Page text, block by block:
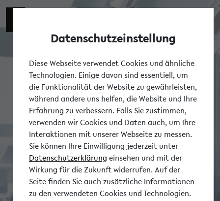
Datenschutzeinstellung
Diese Webseite verwendet Cookies und ähnliche
Technologien. Einige davon sind essentiell, um
die Funktionalität der Website zu gewährleisten,
während andere uns helfen, die Website und Ihre
Erfahrung zu verbessern. Falls Sie zustimmen,
verwenden wir Cookies und Daten auch, um Ihre
Interaktionen mit unserer Webseite zu messen.
Sie können Ihre Einwilligung jederzeit unter
Datenschutzerklärung einsehen und mit der
Wirkung für die Zukunft widerrufen. Auf der
Seite finden Sie auch zusätzliche Informationen
zu den verwendeten Cookies und Technologien.